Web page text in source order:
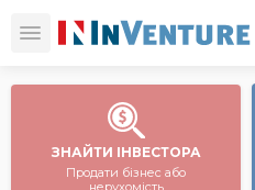
ЗНАЙТИ ІНВЕСТОРА
Продати бізнес або
нерухомість